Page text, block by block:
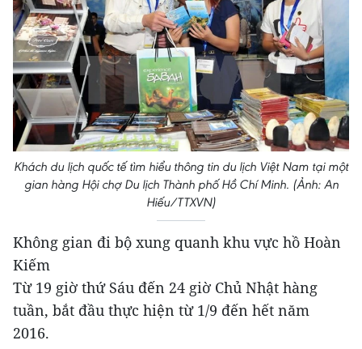
Khách du lịch quốc tế tìm hiểu thông tin du lịch Việt Nam tại một
gian hàng Hội chợ Du lịch Thành phố Hồ Chí Minh. (Ảnh: An
Hiếu/TTXVN)
Không gian đi bộ xung quanh khu vực hồ Hoàn
Kiếm
Từ 19 giờ thứ Sáu đến 24 giờ Chủ Nhật hàng
tuần, bắt đầu thực hiện từ 1/9 đến hết năm
2016.